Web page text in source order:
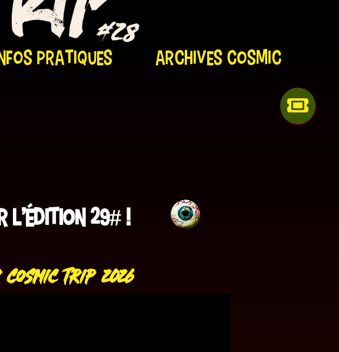
pratiques Archives Cosmic
l’édition 29# !
Trip 2026